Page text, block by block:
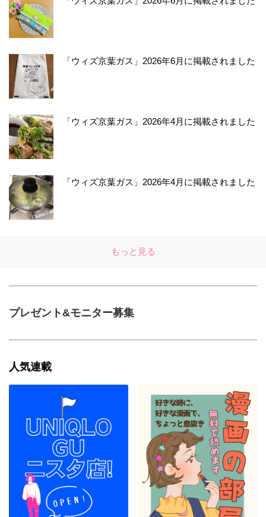
「ウィズ京葉ガス」2026年6月に掲載されました
「ウィズ京葉ガス」2026年4月に掲載されました
「ウィズ京葉ガス」2026年4月に掲載されました
もっと見る
プレゼント&モニター募集
人気連載